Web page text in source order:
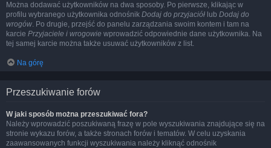
Można dodawać użytkowników na dwa sposoby. Po pierwsze, klikając w
profilu wybranego użytkownika odnośnik Dodaj do przyjaciół lub Dodaj do
wrogów. Po drugie, przejść do panelu zarządzania swoim kontem i tam na
karcie Przyjaciele i wrogowie wprowadzić odpowiednie dane użytkownika. Na
tej samej karcie można także usuwać użytkowników z list.
Na górę
Przeszukiwanie forów
W jaki sposób można przeszukiwać fora?
Należy wprowadzić poszukiwaną frazę w pole wyszukiwania znajdujące się na
stronie wykazu forów, a także stronach forów i tematów. W celu uzyskania
zaawansowanych funkcji wyszukiwania należy kliknąć odnośnik